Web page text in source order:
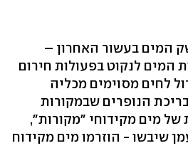
המים בעשור האחרון –
המים לנקוט בפעולות חירום
לחים מסוימים מכליה
הנופרים שבמקורות
של מים מקידוחי "מקורות",
שיבשו - הוזרמו מים מקידוח